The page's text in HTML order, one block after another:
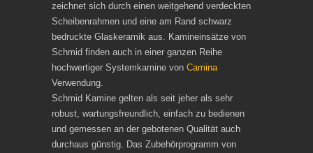
zeichnet sich durch einen weitgehend verdeckten
Scheibenrahmen und eine am Rand schwarz
bedruckte Glaskeramik aus. Kamineinsätze von
Schmid finden auch in einer ganzen Reihe
hochwertiger Systemkamine von Camina
Verwendung.
Schmid Kamine gelten als seit jeher als sehr
robust, wartungsfreundlich, einfach zu bedienen
und gemessen an der gebotenen Qualität auch
durchaus günstig. Das Zubehörprogramm von